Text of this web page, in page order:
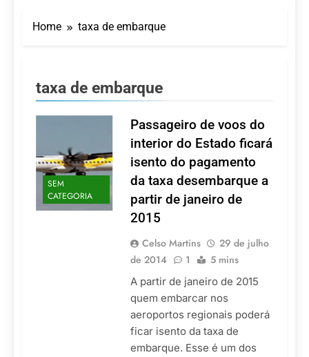
nos aeroportos da
7 De Agosto De 2026
de lazer e corporativo
Executivo com carreira
Balanger assume
comando do Wyndham
São Paulo Ibirapuera
5 De Agosto De 2026
LATAM anuncia 42
de operação do
Embraer 195-E2
5 De Agosto De 2026
Azul retoma voos
diretos entre Porto
Alegre e Montevidéu
em dezembro
5 De Agosto De 2026
Home taxa de embarque
taxa de embarque
SEM
CATEGORIA
Passageiro de voos do
interior do Estado ficará
isento do pagamento
da taxa desembarque a
partir de janeiro de
2015
Celso Martins
29 de julho
de 2014
1 5 mins
A partir de janeiro de 2015
quem embarcar nos
aeroportos regionais poderá
ficar isento da taxa de
embarque. Esse é um dos